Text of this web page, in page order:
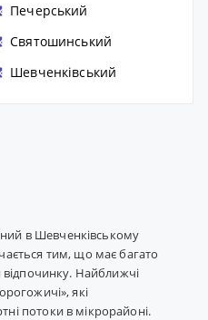
Печерський
Святошинський
Шевченківський
в Шевченківському
тим, що має багато
відпочинку. Найближчі
які
потоки в мікрорайоні.